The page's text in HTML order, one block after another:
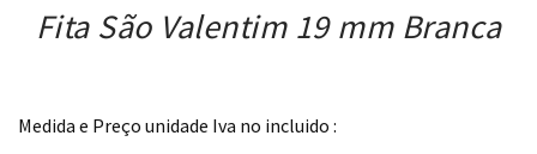
Fita São Valentim 19 mm Branca
Medida e Preço unidade Iva no incluido :